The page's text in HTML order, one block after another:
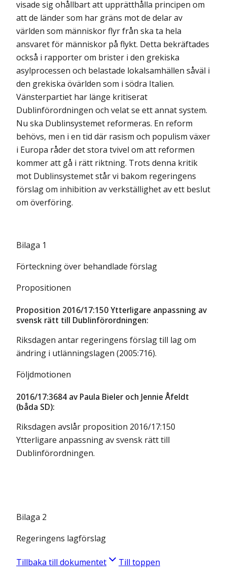
visade sig ohållbart att upprätthålla principen om
att de länder som har gräns mot de delar av
världen som människor flyr från ska ta hela
ansvaret för människor på flykt. Detta bekräftades
också i rapporter om brister i den grekiska
asylprocessen och belastade lokalsamhällen såväl i
den grekiska övärlden som i södra Italien.
Vänsterpartiet har länge kritiserat
Dublinförordningen och velat se ett annat system.
Nu ska Dublinsystemet reformeras. En reform
behövs, men i en tid där rasism och populism växer
i Europa råder det stora tvivel om att reformen
kommer att gå i rätt riktning. Trots denna kritik
mot Dublinsystemet står vi bakom regeringens
förslag om inhibition av verkställighet av ett beslut
om överföring.
Bilaga 1
Förteckning över behandlade förslag
Propositionen
Proposition 2016/17:150 Ytterligare anpassning av
svensk rätt till Dublinförordningen:
Riksdagen antar regeringens förslag till lag om
ändring i utlänningslagen (2005:716).
Följdmotionen
2016/17:3684 av Paula Bieler och Jennie Åfeldt
(båda SD):
Riksdagen avslår proposition 2016/17:150
Ytterligare anpassning av svensk rätt till
Dublinförordningen.
Bilaga 2
Regeringens lagförslag
Tillbaka till dokumentet Till toppen